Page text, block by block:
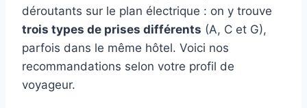
déroutants sur le plan électrique : on y trouve
trois types de prises différents (A, C et G),
parfois dans le même hôtel. Voici nos
recommandations selon votre profil de
voyageur.